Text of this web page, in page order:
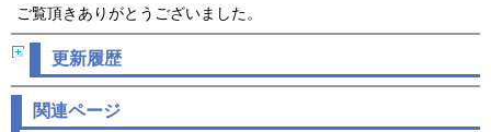
ご覧頂きありがとうございました。
更新履歴
関連ページ